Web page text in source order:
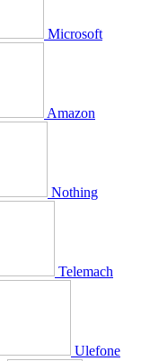
Microsoft
Amazon
Nothing
Telemach
Ulefone